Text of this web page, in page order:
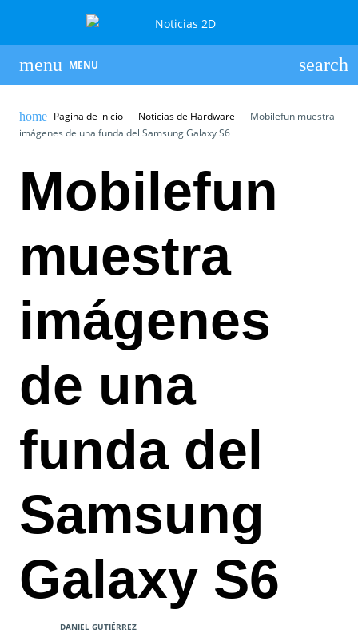
MENU
Pagina de inicio Noticias de Hardware
Mobilefun muestra
imágenes de una funda del Samsung Galaxy S6
Mobilefun
muestra
imágenes
de una
funda del
Samsung
Galaxy S6
DANIEL GUTIÉRREZ